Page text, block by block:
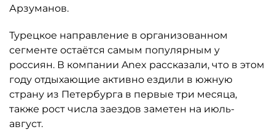
Арзуманов.
Турецкое направление в организованном
сегменте остаётся самым популярным у
россиян. В компании Anex рассказали, что в этом
году отдыхающие активно ездили в южную
страну из Петербурга в первые три месяца,
также рост числа заездов заметен на июль-
август.